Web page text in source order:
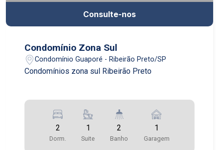
Consulte-nos
Condomínio Zona Sul
Condomínio Guaporé - Ribeirão Preto/SP
Condomínios zona sul Ribeirão Preto
2
Dorm.
1
Suite
2
Banho
1
Garagem